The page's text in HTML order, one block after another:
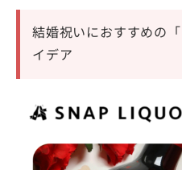
結婚祝いにおすすめの「
イデア